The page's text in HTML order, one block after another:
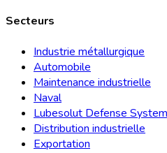
Secteurs
Industrie métallurgique
Automobile
Maintenance industrielle
Naval
Lubesolut Defense
Distribution industrielle
Exportation